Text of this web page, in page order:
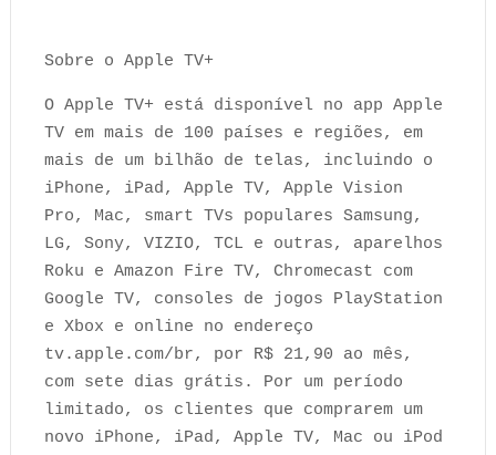
Sobre o Apple TV+
O Apple TV+ está disponível no app Apple
TV em mais de 100 países e regiões, em
mais de um bilhão de telas, incluindo o
iPhone, iPad, Apple TV, Apple Vision
Pro, Mac, smart TVs populares Samsung,
LG, Sony, VIZIO, TCL e outras, aparelhos
Roku e Amazon Fire TV, Chromecast com
Google TV, consoles de jogos PlayStation
e Xbox e online no endereço
tv.apple.com/br, por R$ 21,90 ao mês,
com sete dias grátis. Por um período
limitado, os clientes que comprarem um
novo iPhone, iPad, Apple TV, Mac ou iPod